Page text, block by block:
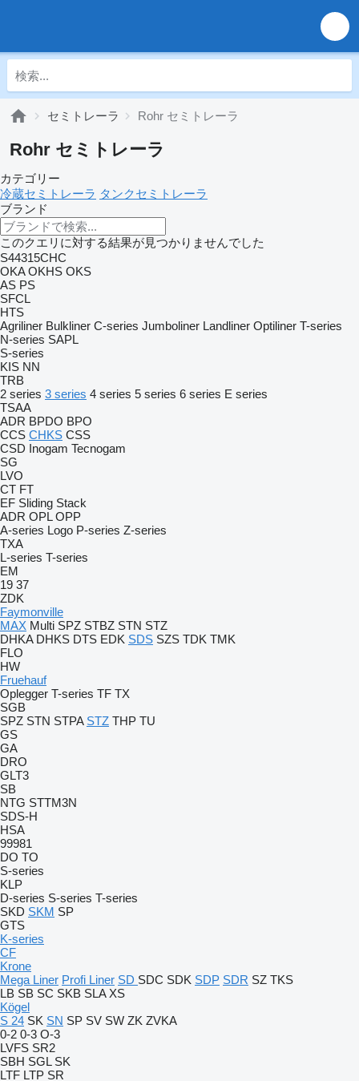
セミトレーラ Rohr セミトレーラ
Rohr セミトレーラ
カテゴリー
冷蔵セミトレーラ タンクセミトレーラ
ブランド
このクエリに対する結果が見つかりませんでした
S44315CHC
OKA OKHS OKS
AS PS
SFCL
HTS
Agriliner Bulkliner C-series Jumboliner Landliner Optiliner T-series
N-series SAPL
S-series
KIS NN
TRB
2 series 3 series 4 series 5 series 6 series E series
TSAA
ADR BPDO BPO
CCS CHKS CSS
CSD Inogam Tecnogam
SG
LVO
CT FT
EF Sliding Stack
ADR OPL OPP
A-series Logo P-series Z-series
TXA
L-series T-series
EM
19 37
ZDK
Faymonville
MAX Multi SPZ STBZ STN STZ
DHKA DHKS DTS EDK SDS SZS TDK TMK
FLO
HW
Fruehauf
Oplegger T-series TF TX
SGB
SPZ STN STPA STZ THP TU
GS
GA
DRO
GLT3
SB
NTG STTM3N
SDS-H
HSA
99981
DO TO
S-series
KLP
D-series S-series T-series
SKD SKM SP
GTS
K-series
CF
Krone
Mega Liner Profi Liner SD SDC SDK SDP SDR SZ TKS
LB SB SC SKB SLA XS
Kögel
S 24 SK SN SP SV SW ZK ZVKA
0-2 0-3 O-3
LVFS SR2
SBH SGL SK
LTF LTP SR